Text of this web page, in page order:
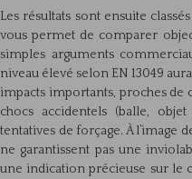
Les résultats sont ensuite
vous permet de comparer
simples arguments
niveau élevé selon EN 13049
impacts importants, proches de
chocs accidentels (balle,
tentatives de forçage. À l’image
ne garantissent pas une
une indication précieuse sur le